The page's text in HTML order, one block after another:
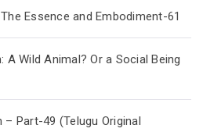
Essence and Embodiment-61
Wild Animal? Or a Social Being
Part-49 (Telugu Original